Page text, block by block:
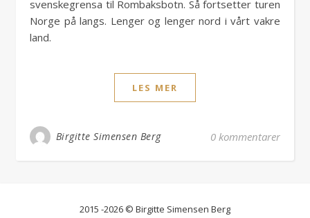
svenskegrensa til Rombaksbotn. Så fortsetter turen
Norge på langs. Lenger og lenger nord i vårt vakre
land.
LES MER
Birgitte Simensen Berg 0 kommentarer
2015 -2026 © Birgitte Simensen Berg